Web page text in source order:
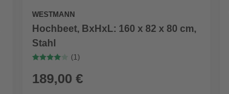
WESTMANN
Hochbeet, BxHxL: 160 x 82 x 80 cm,
Stahl
(1)
189,00 €